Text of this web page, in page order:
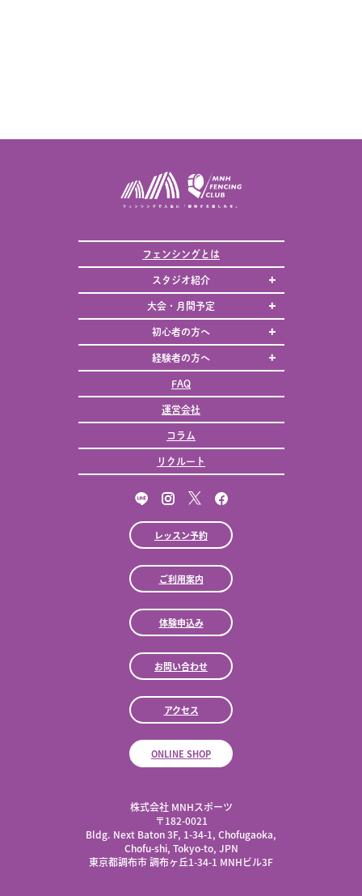
フェンシングとは
スタジオ紹介
大会・月間予定
初心者の方へ
経験者の方へ
FAQ
運営会社
コラム
リクルート
レッスン予約
ご利用案内
体験申込み
お問い合わせ
アクセス
ONLINE SHOP
株式会社 MNHスポーツ
​〒182-0021
Bldg. Next Baton 3F, 1-34-1, Chofugaoka,
Chofu-shi, Tokyo-to, JPN
東京都調布市 調布ヶ丘1-34-1 MNHビル3F